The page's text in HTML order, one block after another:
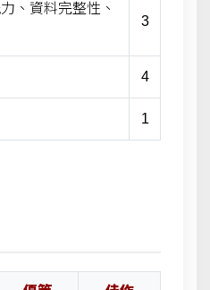
、資料完整性、
3
4
1